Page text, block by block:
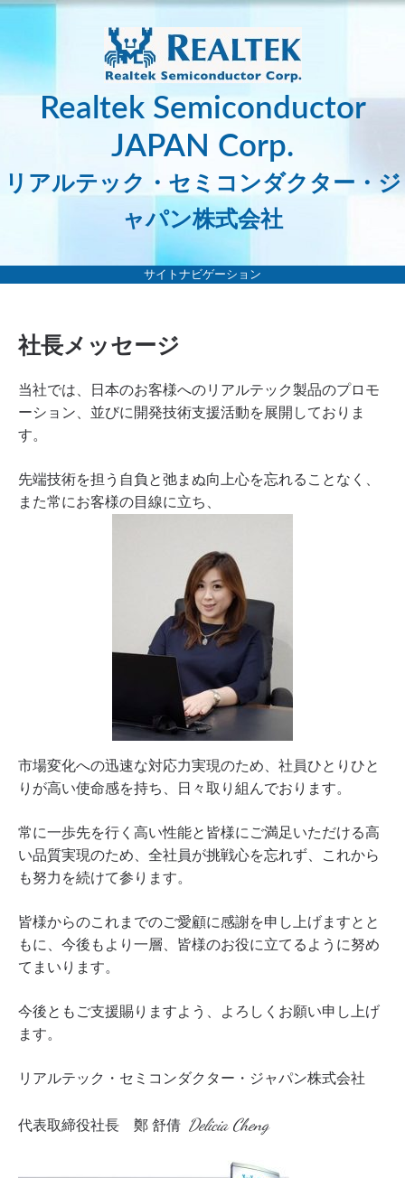
Realtek Semiconductor
JAPAN Corp.
リアルテック・セミコンダクター・ジ
ャパン株式会社
サイトナビゲーション
社長メッセージ
当社では、日本のお客様へのリアルテック製品のプロモ
ーション、並びに開発技術支援活動を展開しておりま
す。
先端技術を担う自負と弛まぬ向上心を忘れることなく、
また常にお客様の目線に立ち、
市場変化への迅速な対応力実現のため、社員ひとりひと
りが高い使命感を持ち、日々取り組んでおります。
常に一歩先を行く高い性能と皆様にご満足いただける高
い品質実現のため、全社員が挑戦心を忘れず、これから
も努力を続けて参ります。
皆様からのこれまでのご愛顧に感謝を申し上げますとと
もに、今後もより一層、皆様のお役に立てるように努め
てまいります。
今後ともご支援賜りますよう、よろしくお願い申し上げ
ます。
リアルテック・セミコンダクター・ジャパン株式会社
代表取締役社長 鄭 舒倩 Delicia Cheng